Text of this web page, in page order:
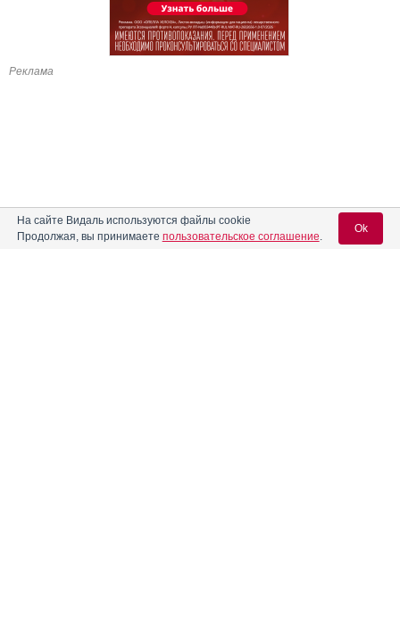
Реклама
На сайте Видаль используются файлы cookie
Продолжая, вы принимаете пользовательское соглашение.
Ok